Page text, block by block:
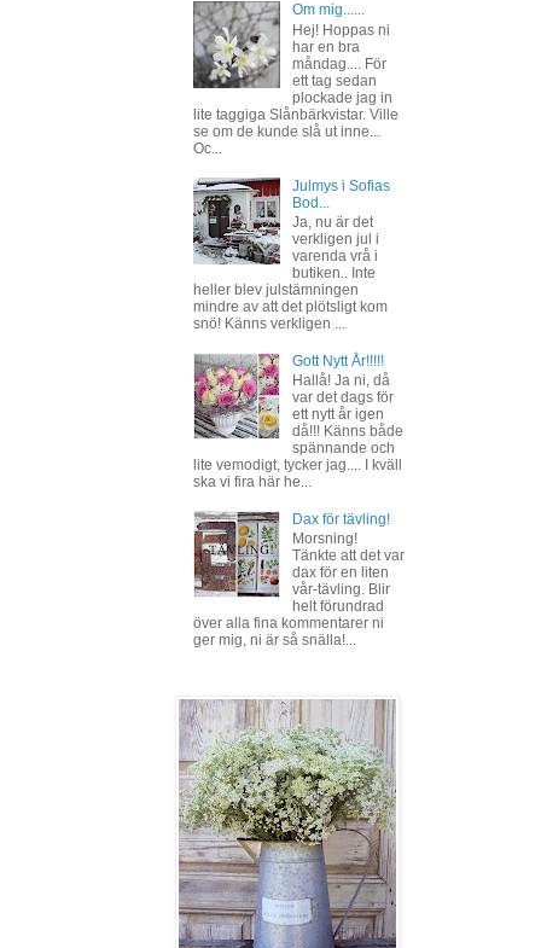
Om mig......
Hej! Hoppas ni
har en bra
måndag.... För
ett tag sedan
plockade jag in
lite taggiga Slånbärkvistar. Ville
se om de kunde slå ut inne...
Oc...
Julmys i Sofias
Bod...
Ja, nu är det
verkligen jul i
varenda vrå i
butiken.. Inte
heller blev julstämningen
mindre av att det plötsligt kom
snö! Känns verkligen ...
Gott Nytt År!!!!!
Hallå! Ja ni, då
var det dags för
ett nytt år igen
då!!! Känns både
spännande och
lite vemodigt, tycker jag.... I kväll
ska vi fira här he...
Dax för tävling!
Morsning!
Tänkte att det var
dax för en liten
vår-tävling. Blir
helt förundrad
över alla fina kommentarer ni
ger mig, ni är så snälla!...